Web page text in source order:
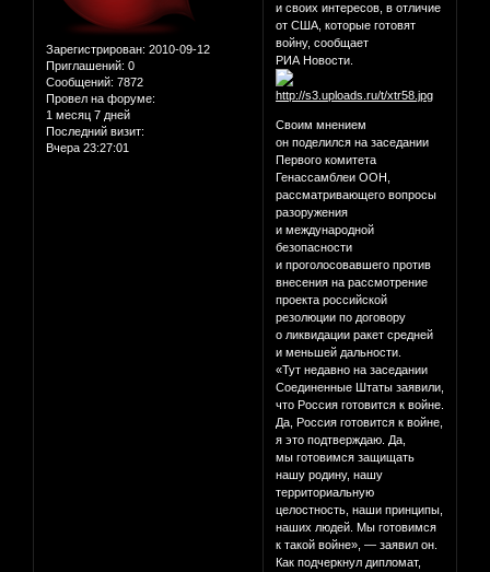
Зарегистрирован: 2010-09-12
Приглашений: 0
Сообщений: 7872
Провел на форуме:
1 месяц 7 дней
Последний визит:
Вчера 23:27:01
и своих интересов, в отличие
от США, которые готовят
войну, сообщает
РИА Новости.
Своим мнением
он поделился на заседании
Первого комитета
Генассамблеи ООН,
рассматривающего вопросы
разоружения
и международной
безопасности
и проголосовавшего против
внесения на рассмотрение
проекта российской
резолюции по договору
о ликвидации ракет средней
и меньшей дальности.
«Тут недавно на заседании
Соединенные Штаты заявили,
что Россия готовится к войне.
Да, Россия готовится к войне,
я это подтверждаю. Да,
мы готовимся защищать
нашу родину, нашу
территориальную
целостность, наши принципы,
наших людей. Мы готовимся
к такой войне», — заявил он.
Как подчеркнул дипломат,